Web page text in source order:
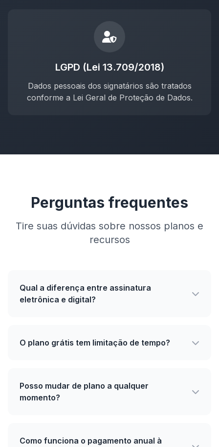
LGPD (Lei 13.709/2018)
Dados pessoais dos signatários são tratados
conforme a Lei Geral de Proteção de Dados.
Perguntas frequentes
Tire suas dúvidas sobre nossos planos e
recursos
Qual a diferença entre assinatura
eletrônica e digital?
O plano grátis tem limitação de tempo?
Posso mudar de plano a qualquer
momento?
Como funciona o pagamento anual à